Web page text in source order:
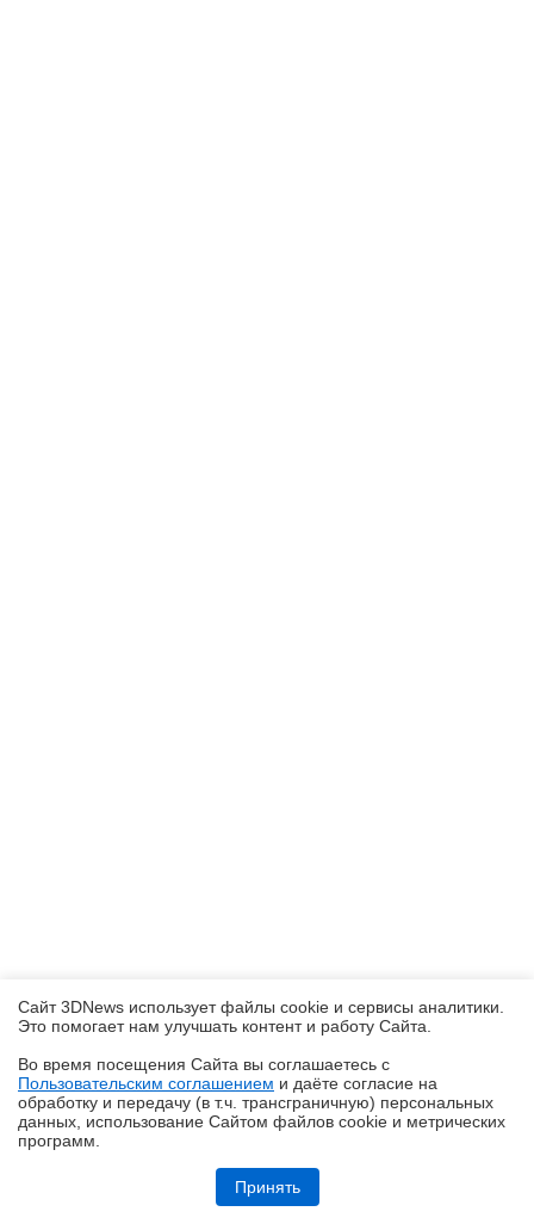
Обзор робота-газонокосилки Dreame Roboticmower A1 Pro 2000: когда
на дачу приезжаешь только отдыхать
Сайт 3DNews использует файлы cookie и сервисы аналитики.
Это помогает нам улучшать контент и работу Cайта.
Во время посещения Cайта вы соглашаетесь с
Пользовательским соглашением и даёте согласие на
обработку и передачу (в т.ч. трансграничную) персональных
данных, использование Cайтом файлов cookie и метрических
программ.
Принять